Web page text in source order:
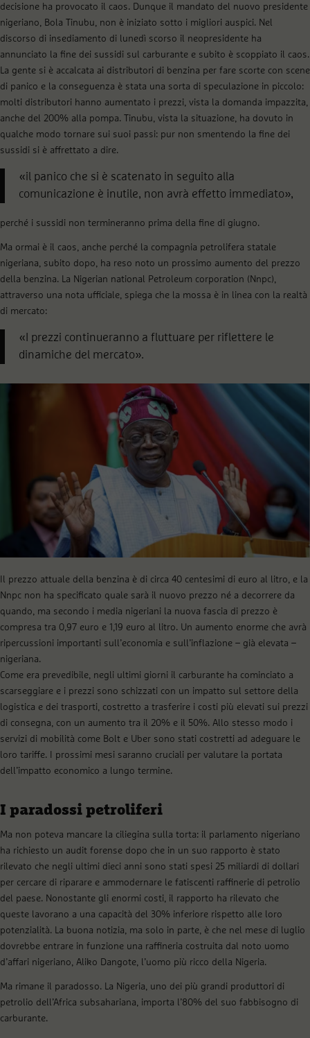
decisione ha provocato il caos. Dunque il mandato del nuovo presidente
nigeriano, Bola Tinubu, non è iniziato sotto i migliori auspici. Nel
discorso di insediamento di lunedì scorso il neopresidente ha
annunciato la fine dei sussidi sul carburante e subito è scoppiato il caos.
La gente si è accalcata ai distributori di benzina per fare scorte con scene
di panico e la conseguenza è stata una sorta di speculazione in piccolo:
molti distributori hanno aumentato i prezzi, vista la domanda impazzita,
anche del 200% alla pompa. Tinubu, vista la situazione, ha dovuto in
qualche modo tornare sui suoi passi: pur non smentendo la fine dei
sussidi si è affrettato a dire.
«il panico che si è scatenato in seguito alla
comunicazione è inutile, non avrà effetto immediato»,
perché i sussidi non termineranno prima della fine di giugno.
Ma ormai è il caos, anche perché la compagnia petrolifera statale
nigeriana, subito dopo, ha reso noto un prossimo aumento del prezzo
della benzina. La Nigerian national Petroleum corporation (Nnpc),
attraverso una nota ufficiale, spiega che la mossa è in linea con la realtà
di mercato:
«I prezzi continueranno a fluttuare per riflettere le
dinamiche del mercato».
Il prezzo attuale della benzina è di circa 40 centesimi di euro al litro, e la
Nnpc non ha specificato quale sarà il nuovo prezzo né a decorrere da
quando, ma secondo i media nigeriani la nuova fascia di prezzo è
compresa tra 0,97 euro e 1,19 euro al litro. Un aumento enorme che avrà
ripercussioni importanti sull’economia e sull’inflazione – già elevata –
nigeriana.
Come era prevedibile, negli ultimi giorni il carburante ha cominciato a
scarseggiare e i prezzi sono schizzati con un impatto sul settore della
logistica e dei trasporti, costretto a trasferire i costi più elevati sui prezzi
di consegna, con un aumento tra il 20% e il 50%. Allo stesso modo i
servizi di mobilità come Bolt e Uber sono stati costretti ad adeguare le
loro tariffe. I prossimi mesi saranno cruciali per valutare la portata
dell’impatto economico a lungo termine.
I paradossi petroliferi
Ma non poteva mancare la ciliegina sulla torta: il parlamento nigeriano
ha richiesto un audit forense dopo che in un suo rapporto è stato
rilevato che negli ultimi dieci anni sono stati spesi 25 miliardi di dollari
per cercare di riparare e ammodernare le fatiscenti raffinerie di petrolio
del paese. Nonostante gli enormi costi, il rapporto ha rilevato che
queste lavorano a una capacità del 30% inferiore rispetto alle loro
potenzialità. La buona notizia, ma solo in parte, è che nel mese di luglio
dovrebbe entrare in funzione una raffineria costruita dal noto uomo
d’affari nigeriano, Aliko Dangote, l’uomo più ricco della Nigeria.
Ma rimane il paradosso. La Nigeria, uno dei più grandi produttori di
petrolio dell’Africa subsahariana, importa l’80% del suo fabbisogno di
carburante.